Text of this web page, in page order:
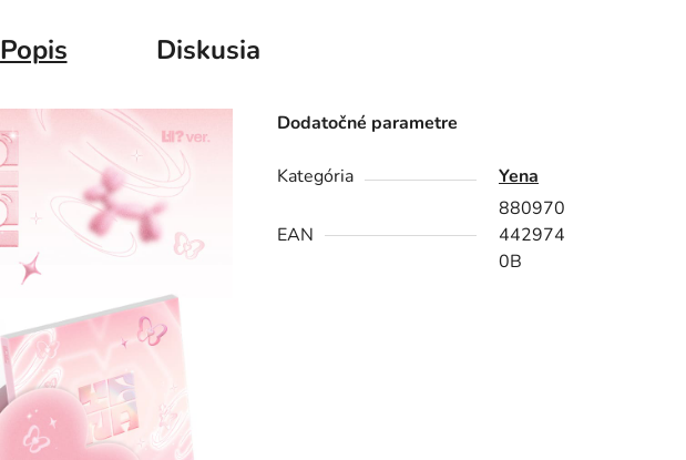
Popis Diskusia
Dodatočné parametre
Kategória Yena
EAN
880970
442974
0B